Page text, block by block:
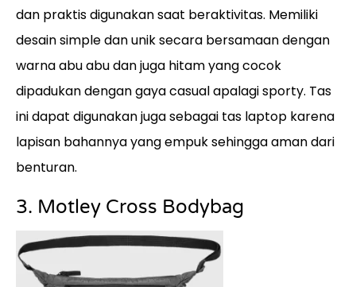
dan praktis digunakan saat beraktivitas. Memiliki
desain simple dan unik secara bersamaan dengan
warna abu abu dan juga hitam yang cocok
dipadukan dengan gaya casual apalagi sporty. Tas
ini dapat digunakan juga sebagai tas laptop karena
lapisan bahannya yang empuk sehingga aman dari
benturan.
3. Motley Cross Bodybag